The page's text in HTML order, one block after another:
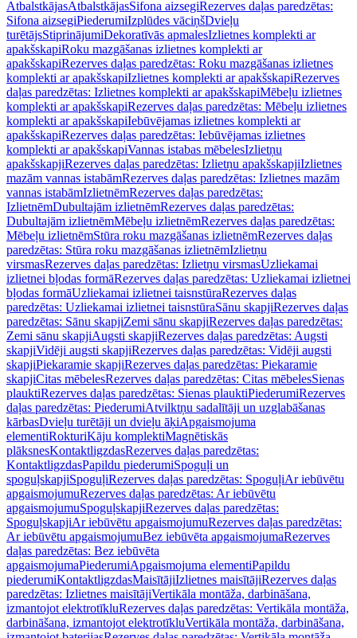
AtbalstkājasAtbalstkājasSifona aizsegiRezerves daļas paredzētas:
Sifona aizsegiPiederumiIzplūdes vāciņšDvieļu
turētājsStiprinājumiDekoratīvās apmalesIzlietnes komplekti ar
apakšskapiRoku mazgāšanas izlietnes komplekti ar
apakšskapiRezerves daļas paredzētas: Roku mazgāšanas izlietnes
komplekti ar apakšskapiIzlietnes komplekti ar apakšskapiRezerves
daļas paredzētas: Izlietnes komplekti ar apakšskapiMēbeļu izlietnes
komplekti ar apakšskapiRezerves daļas paredzētas: Mēbeļu izlietnes
komplekti ar apakšskapiIebūvējamas izlietnes komplekti ar
apakšskapiRezerves daļas paredzētas: Iebūvējamas izlietnes
komplekti ar apakšskapiVannas istabas mēbelesIzlietņu
apakšskapjiRezerves daļas paredzētas: Izlietņu apakšskapjiIzlietnes
mazām vannas istabāmRezerves daļas paredzētas: Izlietnes mazām
vannas istabāmIzlietnēmRezerves daļas paredzētas:
IzlietnēmDubultajām izlietnēmRezerves daļas paredzētas:
Dubultajām izlietnēmMēbeļu izlietnēmRezerves daļas paredzētas:
Mēbeļu izlietnēmStūra roku mazgāšanas izlietnēmRezerves daļas
paredzētas: Stūra roku mazgāšanas izlietnēmIzlietņu
virsmasRezerves daļas paredzētas: Izlietņu virsmasUzliekamai
izlietnei bļodas formāRezerves daļas paredzētas: Uzliekamai izlietnei
bļodas formāUzliekamai izlietnei taisnstūraRezerves daļas
paredzētas: Uzliekamai izlietnei taisnstūraSānu skapjiRezerves daļas
paredzētas: Sānu skapjiZemi sānu skapjiRezerves daļas paredzētas:
Zemi sānu skapjiAugsti skapjiRezerves daļas paredzētas: Augsti
skapjiVidēji augsti skapjiRezerves daļas paredzētas: Vidēji augsti
skapjiPiekaramie skapjiRezerves daļas paredzētas: Piekaramie
skapjiCitas mēbelesRezerves daļas paredzētas: Citas mēbelesSienas
plauktiRezerves daļas paredzētas: Sienas plauktiPiederumiRezerves
daļas paredzētas: PiederumiAtvilktņu sadalītāji un uzglabāšanas
kārbasDvieļu turētāji un dvieļu āķiApgaismojuma
elementiRokturiKāju komplektiMagnētiskās
plāksnesKontaktligzdasRezerves daļas paredzētas:
KontaktligzdasPapildu piederumiSpoguļi un
spoguļskapjiSpoguļiRezerves daļas paredzētas: SpoguļiAr iebūvētu
apgaismojumuRezerves daļas paredzētas: Ar iebūvētu
apgaismojumuSpoguļskapjiRezerves daļas paredzētas:
SpoguļskapjiAr iebūvētu apgaismojumuRezerves daļas paredzētas:
Ar iebūvētu apgaismojumuBez iebūvēta apgaismojumaRezerves
daļas paredzētas: Bez iebūvēta
apgaismojumaPiederumiApgaismojuma elementiPapildu
piederumiKontaktligzdasMaisītājiIzlietnes maisītājiRezerves daļas
paredzētas: Izlietnes maisītājiVertikāla montāža, darbināšana,
izmantojot elektrotīkluRezerves daļas paredzētas: Vertikāla montāža,
darbināšana, izmantojot elektrotīkluVertikāla montāža, darbināšana,